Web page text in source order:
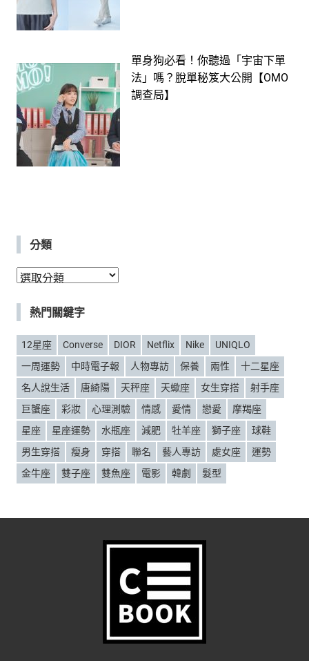
單身狗必看！你聽過「宇宙下單
法」嗎？脫單秘笈大公開【OMO
調查局】
分類
分
熱門關鍵字
12星座 Converse DIOR Netflix Nike
UNIQLO
一周運勢
中時電子報 人物專訪 保養 兩性
十二星座
名人說生活
唐綺陽 天秤座 天蠍座 女生穿搭
射手座
巨蟹座
彩妝 心理測驗 情感 愛情 戀愛
摩羯座
星座
星座運勢 水瓶座 減肥 牡羊座 獅子座
球鞋
男生穿搭
瘦身 穿搭 聯名 藝人專訪 處女座
運勢
金牛座
雙子座 雙魚座 電影 韓劇 髮型